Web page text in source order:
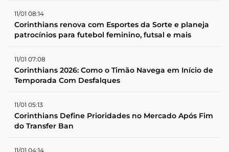
11/01 08:14
Corinthians renova com Esportes da Sorte e planeja
patrocínios para futebol feminino, futsal e mais
11/01 07:08
Corinthians 2026: Como o Timão Navega em Início de
Temporada Com Desfalques
11/01 05:13
Corinthians Define Prioridades no Mercado Após Fim
do Transfer Ban
11/01 04:14